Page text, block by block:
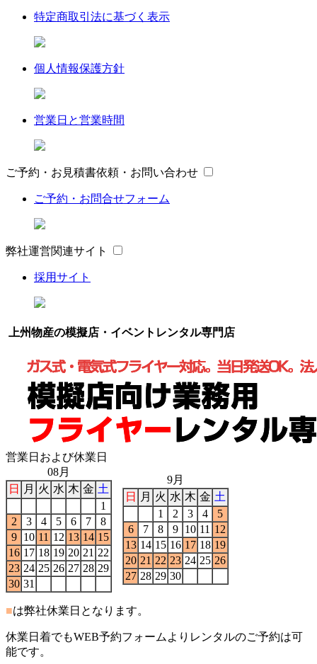
特定商取引法に基づく表示
個人情報保護方針
営業日と営業時間
ご予約・お見積書依頼・お問い合わせ
ご予約・お問合せフォーム
弊社運営関連サイト
採用サイト
上州物産の模擬店・イベントレンタル専門店
営業日および休業日
08月
日
月 火 水 木 金 土
1
2
3 4 5 6 7
8
9
10 11 12 13 14 15
16 17 18 19 20 21 22
23 24 25 26 27 28 29
30 31
9月
日
月 火 水 木 金 土
1
2 3 4
5
6
7 8 9 10 11 12
13 14 15 16 17 18 19
20 21 22 23 24 25 26
27 28 29 30
■は弊社休業日となります。
休業日着でもWEB予約フォームよりレンタルのご予約は可
能です。